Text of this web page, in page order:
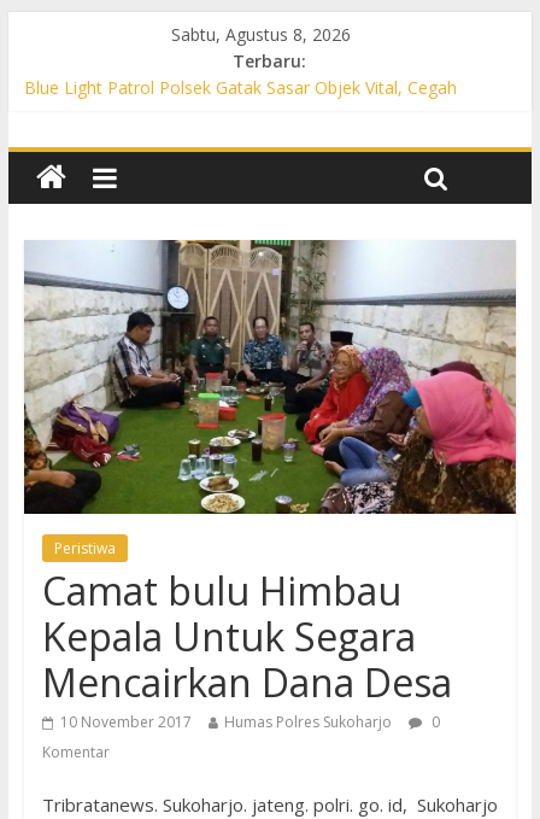
Sabtu, Agustus 8, 2026
Terbaru:
Blue Light Patrol Polsek Gatak Sasar Objek Vital, Cegah
Permukiman, Antisipasi 3C dan Gangguan Kamtibmas
Patroli KRYD Polsek Baki Sisir Titik Rawan, Cegah 3C hingga
Patroli Blue Light Polsek Nguter Sasar Perbankan hingga
Permukiman, Antisipasi 3C dan Gangguan Kamtibmas
Blue Light Patrol Polsek Tawangsari Sisir Belasan Desa, Cegah
Kejahatan 3C dan Gangguan Kamtibmas
Peristiwa
Camat bulu Himbau
Kepala Untuk Segara
Mencairkan Dana Desa
10 November 2017 Humas Polres Sukoharjo
0
Komentar
Tribratanews. Sukoharjo. jateng. polri. go. id, Sukoharjo